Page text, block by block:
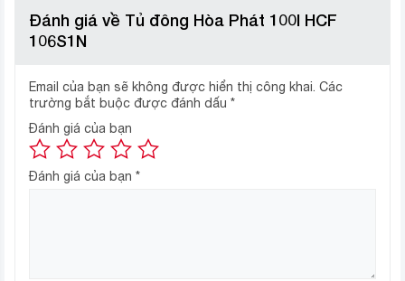
lạnh,…
Đánh giá về Tủ đông Hòa Phát 100l HCF
106S1N
Email của bạn sẽ không được hiển thị công khai. Các
trường bắt buộc được đánh dấu *
Đánh giá của bạn
Đánh giá của bạn *